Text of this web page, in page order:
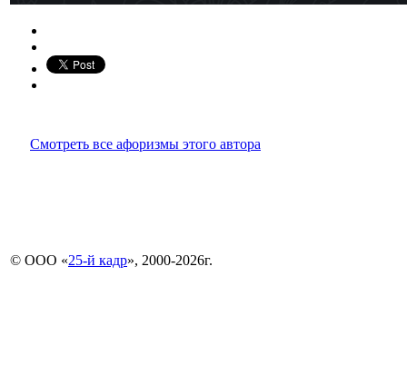
Смотреть все афоризмы этого автора
© ООО «25-й кадр», 2000-2026г.